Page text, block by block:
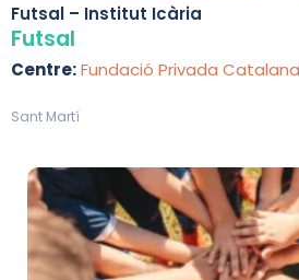
Futsal – Institut Icària
Futsal
Centre:Fundació Privada
Sant Martí